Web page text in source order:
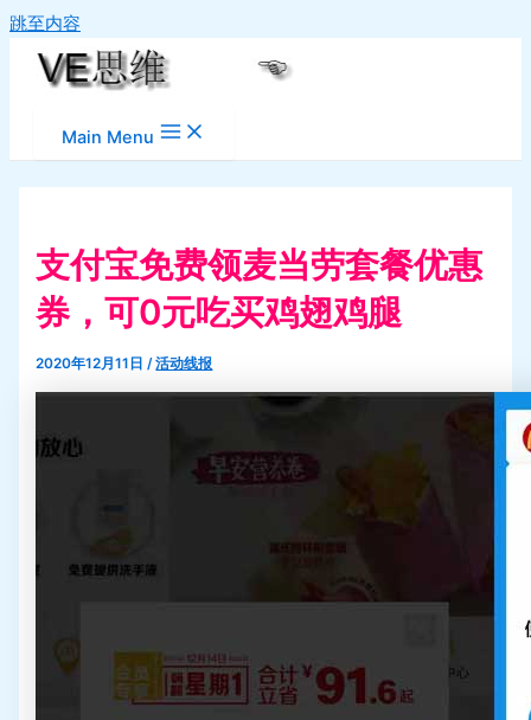
跳至内容
Main Menu
支付宝免费领麦当劳套餐优惠
券，可0元吃买鸡翅鸡腿
2020年12月11日/活动线报